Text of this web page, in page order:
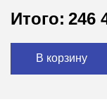
Итого: 246
В корзину